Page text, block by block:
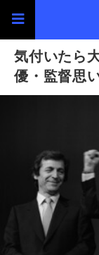
気付いたら
優・監督思